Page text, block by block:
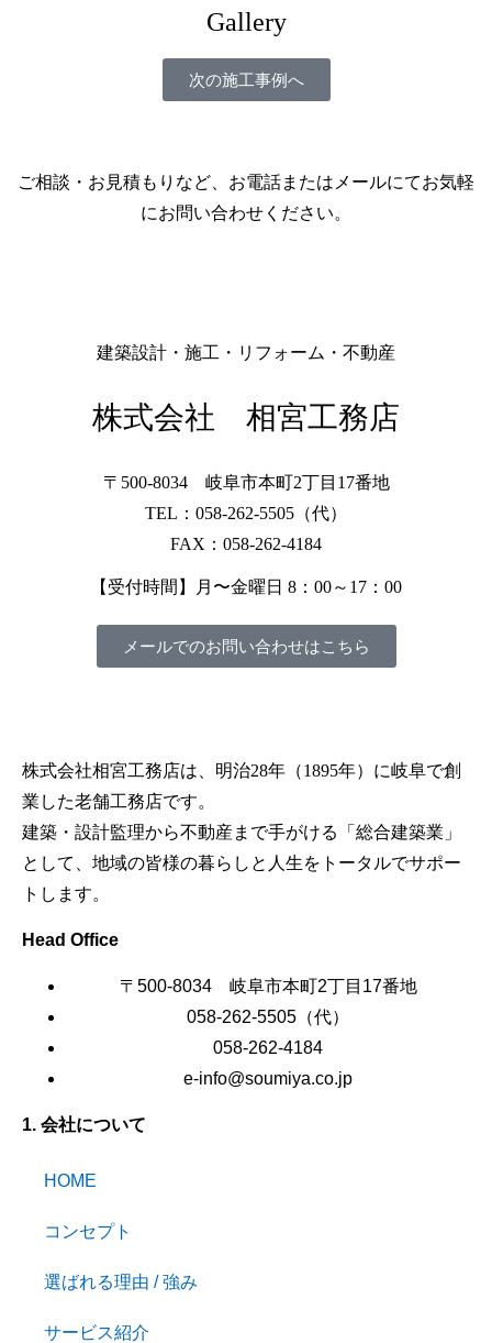
Gallery
次の施工事例へ
ご相談・お見積もりなど、お電話またはメールにてお気軽
にお問い合わせください。
建築設計・施工・リフォーム・不動産
株式会社 相宮工務店
〒500-8034 岐阜市本町2丁目17番地
TEL：058-262-5505（代）
FAX：058-262-4184
【受付時間】月〜金曜日 8：00～17：00
メールでのお問い合わせはこちら
株式会社相宮工務店は、 明治28年（1895年）に岐阜で創
業した老舗工務店です。
建築・設計監理から不動産まで手がける「総合建築業」
として、地域の皆様の暮らしと人生をトータルでサポー
トします。
Head Office
〒500-8034 岐阜市本町2丁目17番地
058-262-5505（代）
058-262-4184
e-info@soumiya.co.jp
1. 会社について
HOME
コンセプト
選ばれる理由 / 強み
サービス紹介